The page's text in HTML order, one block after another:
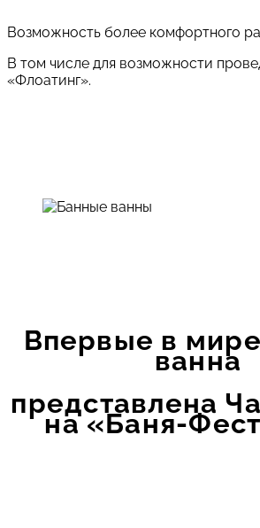
Возможность более комфортного
В том числе для возможности
«Флоатинг».
Впервые в
ванна
представлена
на «Баня-